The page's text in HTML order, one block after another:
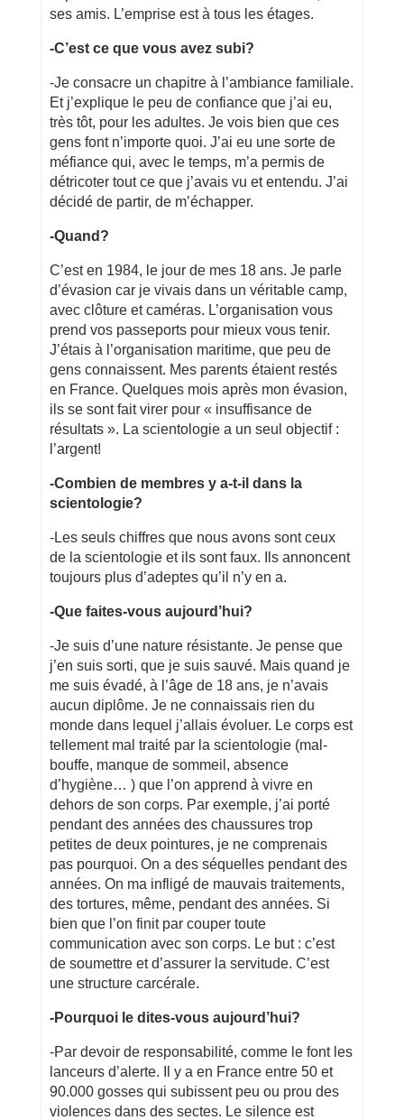
ses amis. L’emprise est à tous les étages.
-C’est ce que vous avez subi?
-Je consacre un chapitre à l’ambiance familiale.
Et j’explique le peu de confiance que j’ai eu,
très tôt, pour les adultes. Je vois bien que ces
gens font n’importe quoi. J’ai eu une sorte de
méfiance qui, avec le temps, m’a permis de
détricoter tout ce que j’avais vu et entendu. J’ai
décidé de partir, de m’échapper.
-Quand?
C’est en 1984, le jour de mes 18 ans. Je parle
d’évasion car je vivais dans un véritable camp,
avec clôture et caméras. L’organisation vous
prend vos passeports pour mieux vous tenir.
J’étais à l’organisation maritime, que peu de
gens connaissent. Mes parents étaient restés
en France. Quelques mois après mon évasion,
ils se sont fait virer pour « insuffisance de
résultats ». La scientologie a un seul objectif :
l’argent!
-Combien de membres y a-t-il dans la
scientologie?
-Les seuls chiffres que nous avons sont ceux
de la scientologie et ils sont faux. Ils annoncent
toujours plus d’adeptes qu’il n’y en a.
-Que faites-vous aujourd’hui?
-Je suis d’une nature résistante. Je pense que
j’en suis sorti, que je suis sauvé. Mais quand je
me suis évadé, à l’âge de 18 ans, je n’avais
aucun diplôme. Je ne connaissais rien du
monde dans lequel j’allais évoluer. Le corps est
tellement mal traité par la scientologie (mal-
bouffe, manque de sommeil, absence
d’hygiène… ) que l’on apprend à vivre en
dehors de son corps. Par exemple, j’ai porté
pendant des années des chaussures trop
petites de deux pointures, je ne comprenais
pas pourquoi. On a des séquelles pendant des
années. On ma infligé de mauvais traitements,
des tortures, même, pendant des années. Si
bien que l’on finit par couper toute
communication avec son corps. Le but : c’est
de soumettre et d’assurer la servitude. C’est
une structure carcérale.
-Pourquoi le dites-vous aujourd’hui?
-Par devoir de responsabilité, comme le font les
lanceurs d’alerte. Il y a en France entre 50 et
90.000 gosses qui subissent peu ou prou des
violences dans des sectes. Le silence est